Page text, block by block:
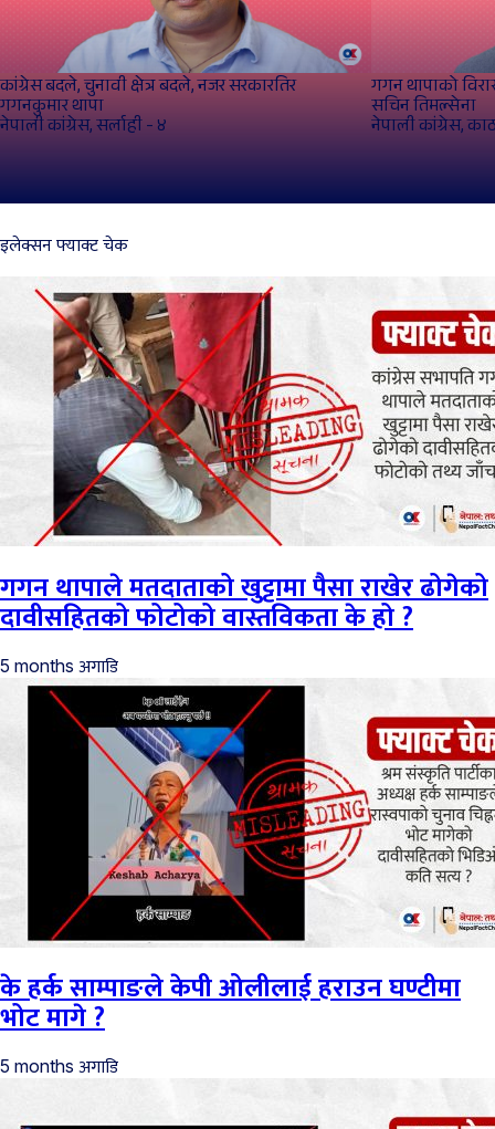
कांग्रेस बदले, चुनावी क्षेत्र बदले, नजर सरकारतिर
गगनकुमार थापा
नेपाली कांग्रेस, सर्लाही - ४
गगन थापाको
सचिन तिमल्सेना
नेपाली कांग्रेस,
इलेक्सन फ्याक्ट चेक
गगन थापाले मतदाताको खुट्टामा पैसा राखेर ढोगेको
दावीसहितको फोटोको वास्तविकता के हो ?
5 months अगाडि
के हर्क साम्पाङले केपी ओलीलाई हराउन घण्टीमा
भोट मागे ?
5 months अगाडि